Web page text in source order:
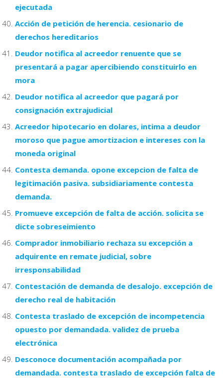
ejecutada
Acción de petición de herencia. cesionario de
derechos hereditarios
Deudor notifica al acreedor renuente que se
presentará a pagar apercibiendo constituirlo en
mora
Deudor notifica al acreedor que pagará por
consignación extrajudicial
Acreedor hipotecario en dolares, intima a deudor
moroso que pague amortizacion e intereses con la
moneda original
Contesta demanda. opone excepcion de falta de
legitimación pasiva. subsidiariamente contesta
demanda.
Promueve excepción de falta de acción. solicita se
dicte sobreseimiento
Comprador inmobiliario rechaza su excepción a
adquirente en remate judicial, sobre
irresponsabilidad
Contestación de demanda de desalojo. excepción de
derecho real de habitación
Contesta traslado de excepción de incompetencia
opuesto por demandada. validez de prueba
electrónica
Desconoce documentación acompañada por
demandada. contesta traslado de excepción falta de